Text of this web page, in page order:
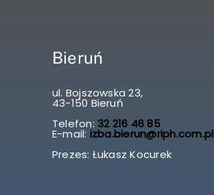
Bieruń
ul. Bojszowska 23,
43-150 Bieruń
Telefon: 32 216 46 85
E-mail: izba.bierun@riph.com.pl
Prezes: Łukasz Kocurek